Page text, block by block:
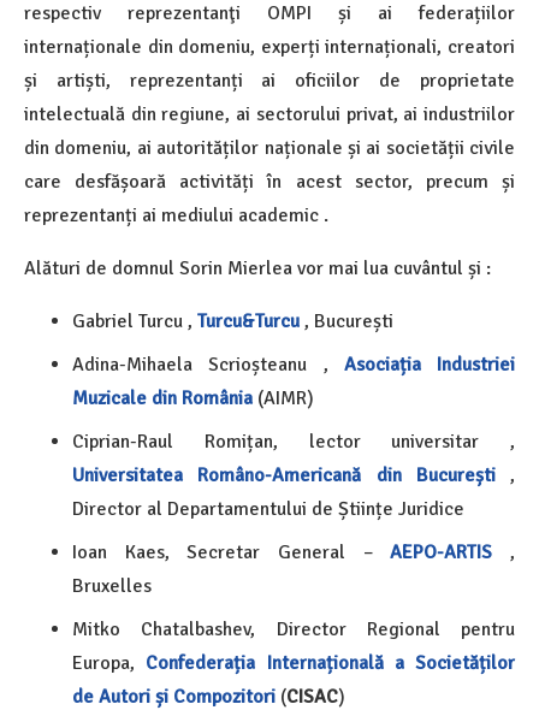
respectiv reprezentanţi OMPI și ai federațiilor
internaționale din domeniu, experți internaționali, creatori
și artiști, reprezentanți ai oficiilor de proprietate
intelectuală din regiune, ai sectorului privat, ai industriilor
din domeniu, ai autorităților naționale și ai societății civile
care desfășoară activități în acest sector, precum și
reprezentanți ai mediului academic .
Alături de domnul Sorin Mierlea vor mai lua cuvântul și :
Gabriel Turcu , Turcu&Turcu , București
Adina-Mihaela Scrioșteanu , Asociația Industriei
Muzicale din România (AIMR)
Ciprian-Raul Romițan, lector universitar ,
Universitatea Româno-Americană din București
,
Director al Departamentului de Științe Juridice
Ioan Kaes, Secretar General –AEPO-ARTIS ,
Bruxelles
Mitko Chatalbashev, Director Regional pentru
Europa, Confederația Internațională a Societăților
de Autori și Compozitori (CISAC)